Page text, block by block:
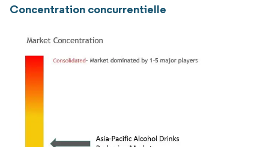
Concentration concurrentielle